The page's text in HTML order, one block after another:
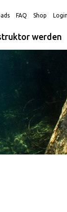
FAQ Shop
werden